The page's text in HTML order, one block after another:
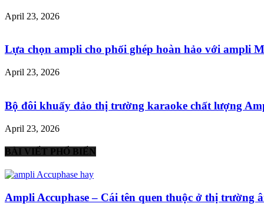
April 23, 2026
Lựa chọn ampli cho phối ghép hoàn hảo với ampli
April 23, 2026
Bộ đôi khuấy đảo thị trường karaoke chất lượng
April 23, 2026
BÀI VIẾT PHỔ BIẾN
Ampli Accuphase – Cái tên quen thuộc ở thị trường